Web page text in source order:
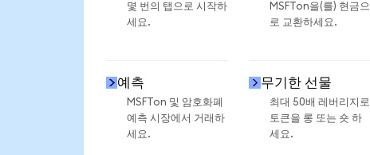
몇 번의 탭으로 시작하
세요.
MSFTon을(를) 현금으
로 교환하세요.
예측
MSFTon 및 암호화폐
예측 시장에서 거래하
세요.
무기한 선물
최대 50배 레버리지로
토큰을 롱 또는 숏 하
세요.